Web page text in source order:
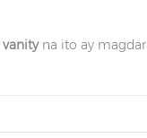
na ito ay